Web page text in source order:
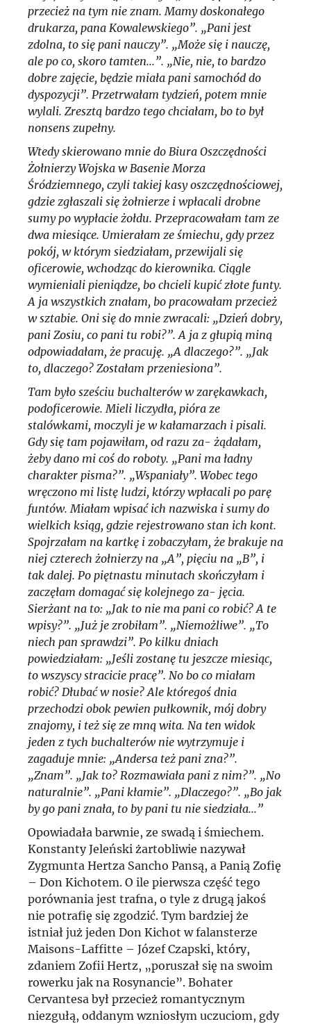
przecież na tym nie znam. Mamy doskonałego
drukarza, pana Kowalewskiego”. „Pani jest
zdolna, to się pani nauczy”. „Może się i nauczę,
ale po co, skoro tamten...”. „Nie, nie, to bardzo
dobre zajęcie, będzie miała pani samochód do
dyspozycji”. Przetrwałam tydzień, potem mnie
wylali. Zresztą bardzo tego chciałam, bo to był
nonsens zupełny.
Wtedy skierowano mnie do Biura Oszczędności
Żołnierzy Wojska w Basenie Morza
Śródziemnego, czyli takiej kasy oszczędnościowej,
gdzie zgłaszali się żołnierze i wpłacali drobne
sumy po wypłacie żołdu. Przepracowałam tam ze
dwa miesiące. Umierałam ze śmiechu, gdy przez
pokój, w którym siedziałam, przewijali się
oficerowie, wchodząc do kierownika. Ciągle
wymieniali pieniądze, bo chcieli kupić złote funty.
A ja wszystkich znałam, bo pracowałam przecież
w sztabie. Oni się do mnie zwracali: „Dzień dobry,
pani Zosiu, co pani tu robi?”. A ja z głupią miną
odpowiadałam, że pracuję. „A dlaczego?”. „Jak
to, dlaczego? Zostałam przeniesiona”.
Tam było sześciu buchalterów w zarękawkach,
podoficerowie. Mieli liczydła, pióra ze
stalówkami, moczyli je w kałamarzach i pisali.
Gdy się tam pojawiłam, od razu za- żądałam,
żeby dano mi coś do roboty. „Pani ma ładny
charakter pisma?”. „Wspaniały”. Wobec tego
wręczono mi listę ludzi, którzy wpłacali po parę
funtów. Miałam wpisać ich nazwiska i sumy do
wielkich ksiąg, gdzie rejestrowano stan ich kont.
Spojrzałam na kartkę i zobaczyłam, że brakuje na
niej czterech żołnierzy na „A”, pięciu na „B”, i
tak dalej. Po piętnastu minutach skończyłam i
zaczęłam domagać się kolejnego za- jęcia.
Sierżant na to: „Jak to nie ma pani co robić? A te
wpisy?”. „Już je zrobiłam”. „Niemożliwe”. „To
niech pan sprawdzi”. Po kilku dniach
powiedziałam: „Jeśli zostanę tu jeszcze miesiąc,
to wszyscy stracicie pracę”. No bo co miałam
robić? Dłubać w nosie? Ale któregoś dnia
przechodzi obok pewien pułkownik, mój dobry
znajomy, i też się ze mną wita. Na ten widok
jeden z tych buchalterów nie wytrzymuje i
zagaduje mnie: „Andersa też pani zna?”.
„Znam”. „Jak to? Rozmawiała pani z nim?”. „No
naturalnie”. „Pani kłamie”. „Dlaczego?”. „Bo jak
by go pani znała, to by pani tu nie siedziała...”
Opowiadała barwnie, ze swadą i śmiechem.
Konstanty Jeleński żartobliwie nazywał
Zygmunta Hertza Sancho Pansą, a Panią Zofię
– Don Kichotem. O ile pierwsza część tego
porównania jest trafna, o tyle z drugą jakoś
nie potrafię się zgodzić. Tym bardziej że
istniał już jeden Don Kichot w falansterze
Maisons-Laffitte – Józef Czapski, który,
zdaniem Zofii Hertz, „poruszał się na swoim
rowerku jak na Rosynancie”. Bohater
Cervantesa był przecież romantycznym
niezgułą, oddanym wzniosłym uczuciom, gdy